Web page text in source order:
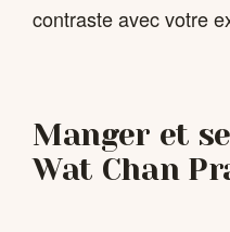
contraste avec votre
Manger et
Wat Chan